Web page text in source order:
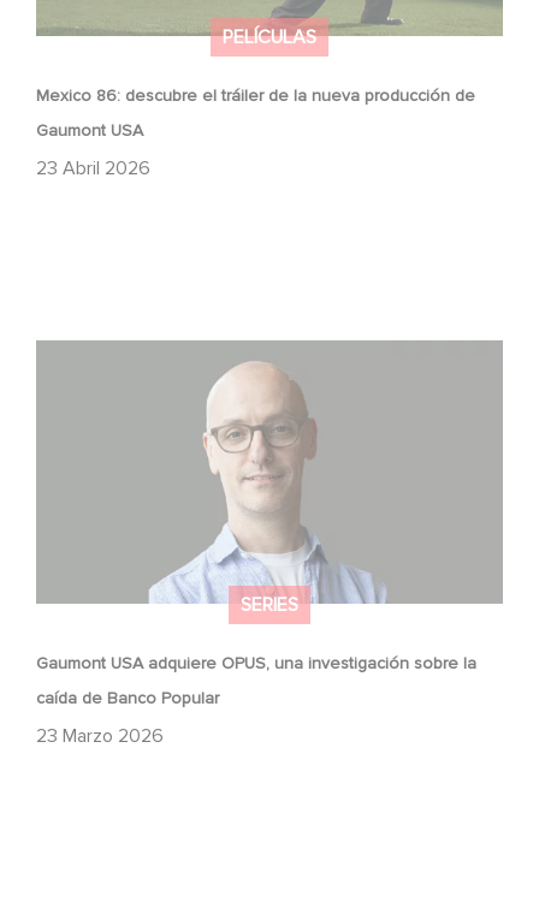
PELÍCULAS
Mexico 86: descubre el tráiler de la nueva producción de
Gaumont USA
23 Abril 2026
SERIES
Gaumont USA adquiere OPUS, una investigación sobre la
caída de Banco Popular
23 Marzo 2026
Gaumont USA adquiere OPUS, una investigación sobre
la caída de Banco Popular